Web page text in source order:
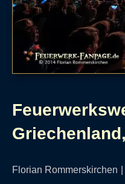
Florian Rommerskirchen